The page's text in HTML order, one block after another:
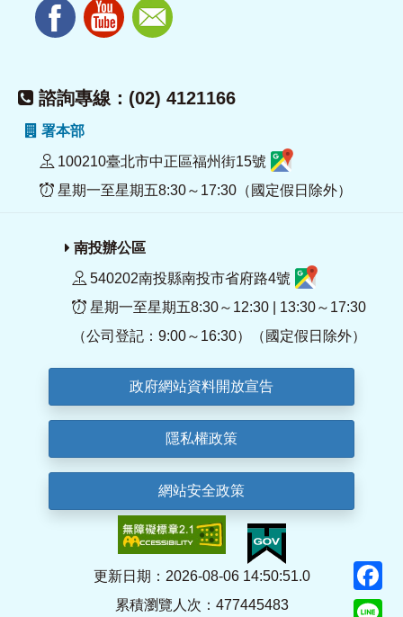
諮詢專線：(02) 4121166
署本部
100210臺北市中正區福州街15號
星期一至星期五8:30～17:30（國定假日除外）
南投辦公區
540202南投縣南投市省府路4號
星期一至星期五8:30～12:30 | 13:30～17:30
（公司登記：9:00～16:30）（國定假日除外）
政府網站資料開放宣告
隱私權政策
網站安全政策
更新日期：2026-08-06 14:50:51.0
累積瀏覽人次：477445483